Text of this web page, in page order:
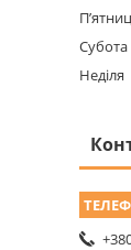
Субота
Неділя